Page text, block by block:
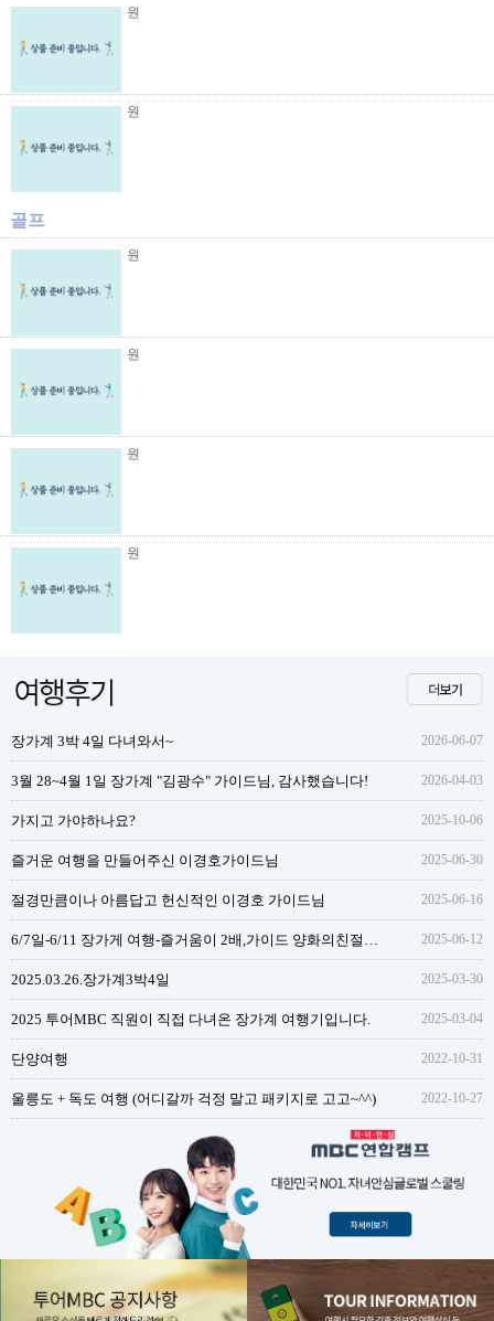
원
원
골프
원
원
원
원
장가계 3박 4일 다녀와서~ 2026-06-07
3월 28~4월 1일 장가계 "김광수" 가이드님, 감사했습니다! 2026-04-03
가지고 가야하나요? 2025-10-06
즐거운 여행을 만들어주신 이경호가이드님 2025-06-30
절경만큼이나 아름답고 헌신적인 이경호 가이드님 2025-06-16
2025-06-12
2025.03.26.장가계3박4일 2025-03-30
2025 투어MBC 직원이 직접 다녀온 장가계 여행기입니다. 2025-03-04
단양여행 2022-10-31
울릉도 + 독도 여행 (어디갈까 걱정 말고 패키지로 고고~^^) 2022-10-27